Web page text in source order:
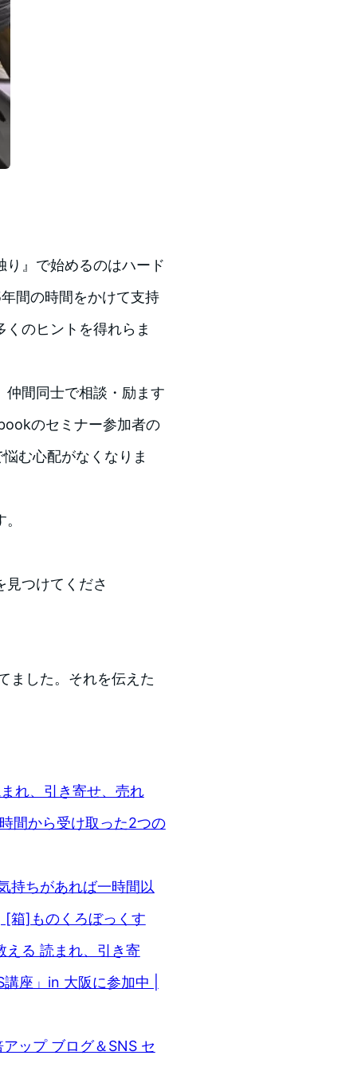
』で始めるのはハード
間の時間をかけて支持
のヒントを得れらま
仲間同士で相談・励ます
のセミナー参加者の
む心配がなくなりま
見つけてくださ
ました。それを伝えた
れ、引き寄せ、売れ
間から受け取った2つの
持ちがあれば一時間以
[箱]ものくろぼっくす
える 読まれ、引き寄
座」in 大阪に参加中 |
ップ ブログ＆SNS セ